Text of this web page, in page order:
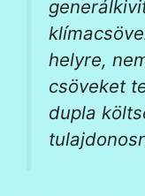
helyre,
csöveket
dupla